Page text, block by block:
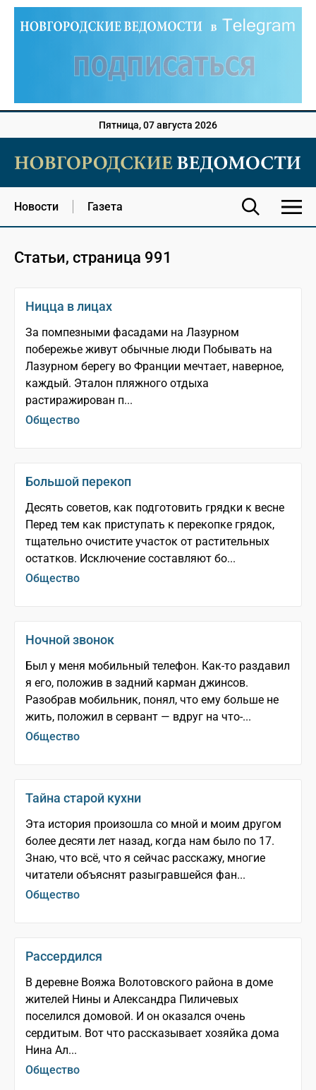
Пятница, 07 августа 2026
Новости Газета
Статьи, страница 991
Ницца в лицах
За помпезными фасадами на Лазурном
побережье живут обычные люди Побывать на
Лазурном берегу во Франции мечтает, наверное,
каждый. Эталон пляжного отдыха
растиражирован п...
Общество
Большой перекоп
Десять советов, как подготовить грядки к весне
Перед тем как приступать к перекопке грядок,
тщательно очистите участок от растительных
остатков. Исключение составляют бо...
Общество
Ночной звонок
Был у меня мобильный телефон. Как-то раздавил
я его, положив в задний карман джинсов.
Разобрав мобильник, понял, что ему больше не
жить, положил в сервант — вдруг на что-...
Общество
Тайна старой кухни
Эта история произошла со мной и моим другом
более десяти лет назад, когда нам было по 17.
Знаю, что всё, что я сейчас расскажу, многие
читатели объяснят разыгравшейся фан...
Общество
Рассердился
В деревне Вояжа Волотовского района в доме
жителей Нины и Александра Пиличевых
поселился домовой. И он оказался очень
сердитым. Вот что рассказывает хозяйка дома
Нина Ал...
Общество